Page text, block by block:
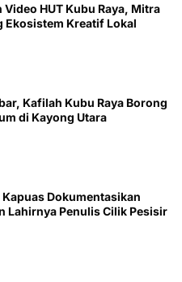
Video HUT Kubu Raya, Mitra
Ekosistem Kreatif Lokal
Kafilah Kubu Raya Borong
di Kayong Utara
Dokumentasikan
Lahirnya Penulis Cilik Pesisir